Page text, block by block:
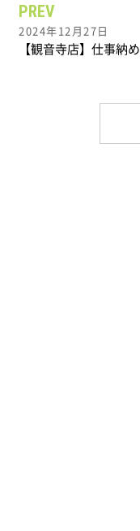
PREV
2024年12月27日
【観音寺店】仕事納め